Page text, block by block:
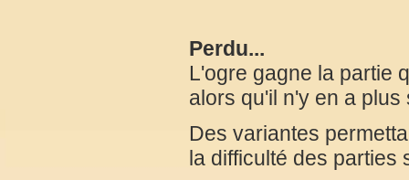
Perdu...
L'ogre gagne la partie
alors qu'il n'y en a
Des variantes
la difficulté des